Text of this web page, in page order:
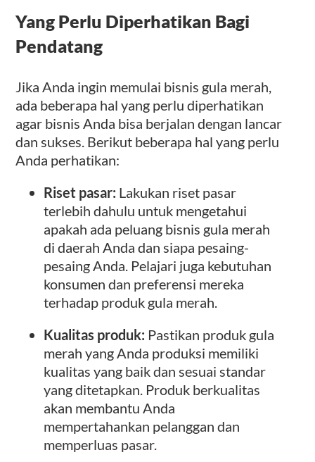
Yang Perlu Diperhatikan Bagi
Pendatang
Jika Anda ingin memulai bisnis gula merah,
ada beberapa hal yang perlu diperhatikan
agar bisnis Anda bisa berjalan dengan lancar
dan sukses. Berikut beberapa hal yang perlu
Anda perhatikan:
Riset pasar: Lakukan riset pasar
terlebih dahulu untuk mengetahui
apakah ada peluang bisnis gula merah
di daerah Anda dan siapa pesaing-
pesaing Anda. Pelajari juga kebutuhan
konsumen dan preferensi mereka
terhadap produk gula merah.
Kualitas produk: Pastikan produk gula
merah yang Anda produksi memiliki
kualitas yang baik dan sesuai standar
yang ditetapkan. Produk berkualitas
akan membantu Anda
mempertahankan pelanggan dan
memperluas pasar.